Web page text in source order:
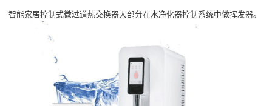
智能家居控制式微过道热交换器大部分在水净化器控制系统中做挥发器。